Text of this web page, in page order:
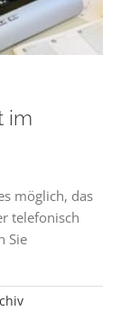
im
möglich, das
telefonisch
Sie